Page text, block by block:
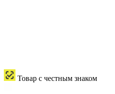
Товар с честным знаком